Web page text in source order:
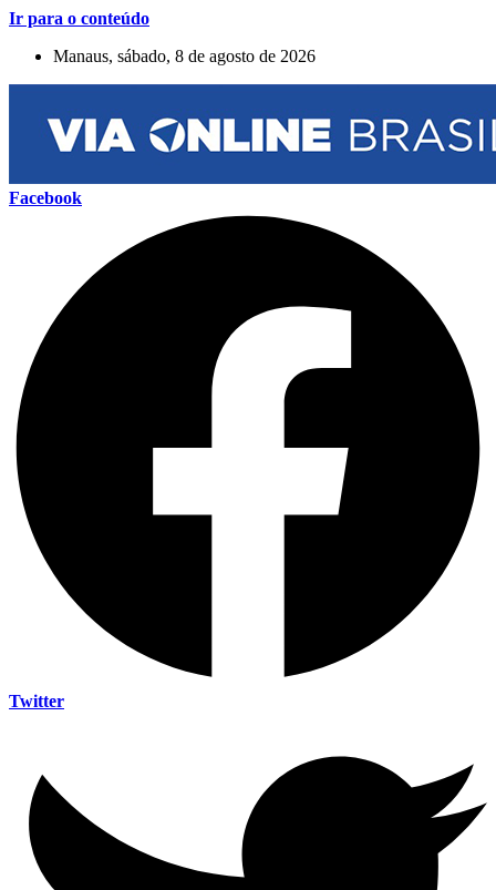
Ir para o conteúdo
Manaus, sábado, 8 de agosto de 2026
Facebook
Twitter